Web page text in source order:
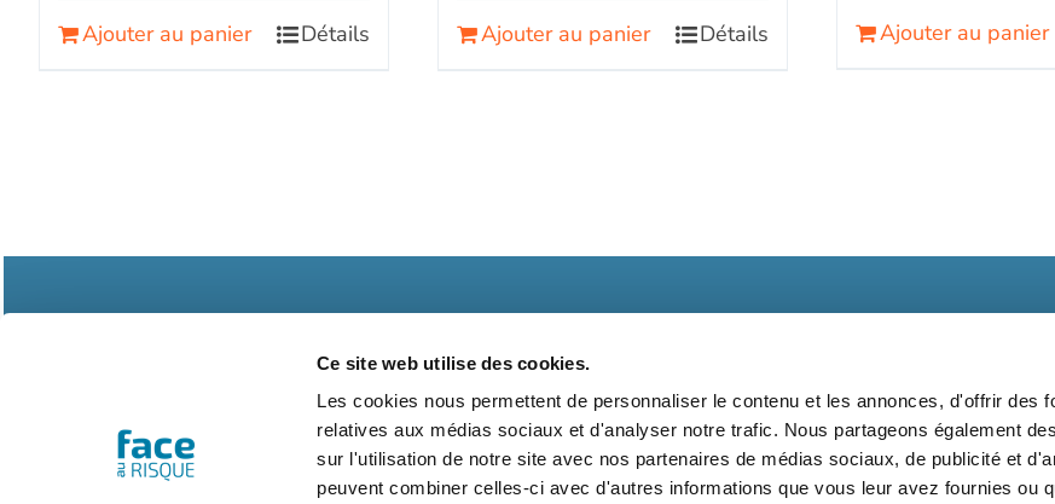
Ce site web utilise des cookies.
Les cookies nous permettent de personnaliser le contenu et les annonces, d'offrir des
relatives aux médias sociaux et d'analyser notre trafic. Nous partageons également
sur l'utilisation de notre site avec nos partenaires de médias sociaux, de publicité et
peuvent combiner celles-ci avec d'autres informations que vous leur avez fournies ou
Ajouter au panier Détails Ajouter au panier Détails Ajouter au panier
Abonnements Contact Kit média Nos partenaires Qui sommes-nous ?